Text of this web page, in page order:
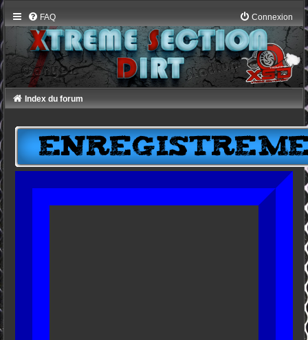
FAQ Connexion
Index du forum